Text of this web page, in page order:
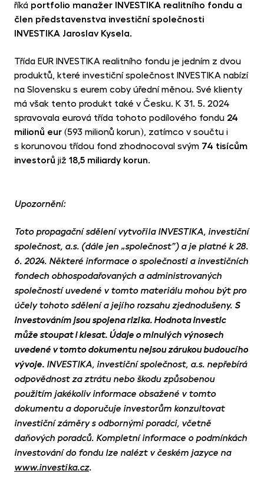
říká portfolio manažer INVESTIKA realitního fondu a
člen představenstva investiční společnosti
INVESTIKA Jaroslav Kysela.
Třída EUR INVESTIKA realitního fondu je jedním z dvou
produktů, které investiční společnost INVESTIKA nabízí
na Slovensku s eurem coby úřední měnou. Své klienty
má však tento produkt také v Česku. K 31. 5. 2024
spravovala eurová třída tohoto podílového fondu 24
milionů eur (593 milionů korun), zatímco v součtu i
s korunovou třídou fond zhodnocoval svým 74 tisícům
investorů již 18,5 miliardy korun.
Upozornění:
Toto propagační sdělení vytvořila INVESTIKA, investiční
společnost, a.s. (dále jen „společnost”) a je platné k 28.
6. 2024. Některé informace o společnosti a investičních
fondech obhospodařovaných a administrovaných
společností uvedené v tomto materiálu mohou být pro
účely tohoto sdělení a jejího rozsahu zjednodušeny. S
investováním jsou spojena rizika. Hodnota investic
může stoupat i klesat. Údaje o minulých výnosech
uvedené v tomto dokumentu nejsou zárukou budoucího
vývoje. INVESTIKA, investiční společnost, a.s. nepřebírá
odpovědnost za ztrátu nebo škodu způsobenou
použitím jakékoliv informace obsažené v tomto
dokumentu a doporučuje investorům konzultovat
investiční záměry s odbornými poradci, včetně
daňových poradců. Kompletní informace o podmínkách
investování do fondu lze nalézt v českém jazyce na
www.investika.cz.